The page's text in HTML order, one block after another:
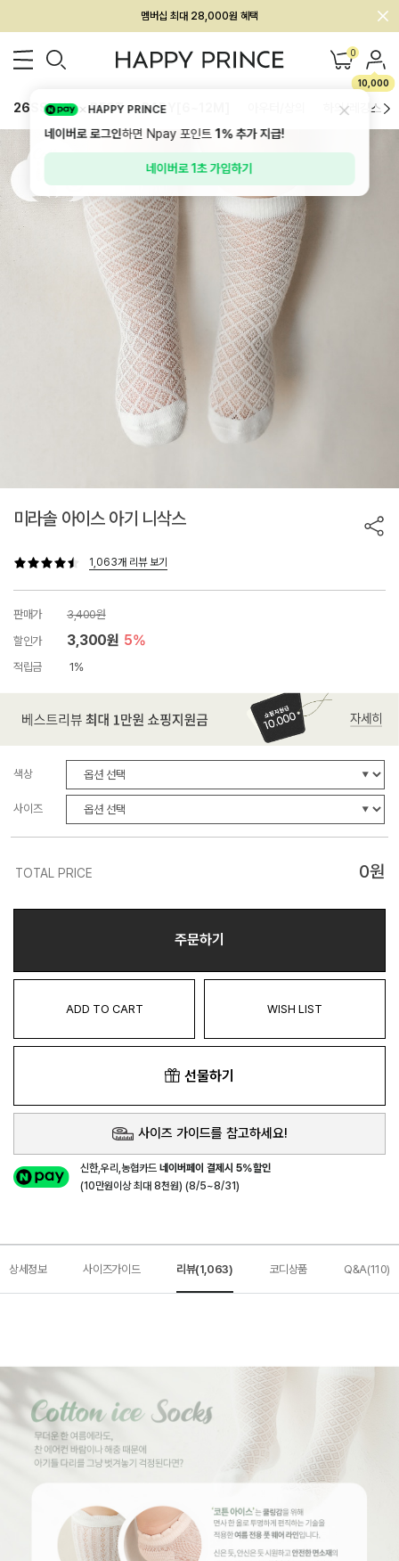
회원전용 아울렛, 가입하면 ~60% 할인!
멤버십 최대 28,000원 혜택 0
10,000
26SS 신상 BEST BABY[6~12M] 하의/레깅스
미라솔 아이스 아기 니삭스
1,063개 리뷰 보기
판매가
3,400원
할인가
3,300원 5%
적립금 1%
색상
사이즈
TOTAL PRICE 0원
주문하기
ADD TO CART WISH LIST
선물하기
사이즈 가이드를 참고하세요!
신한,우리,농협카드네이버페이 결제시 5%할인
(10만원이상 최대 8천원) (8/5~8/31)
상세정보 사이즈가이드 리뷰(1,063) 코디상품 Q&A(110)
HAPPY PRINCE
네이버로 로그인하면 Npay 포인트1%추가 지급!
네이버로 1초 가입하기